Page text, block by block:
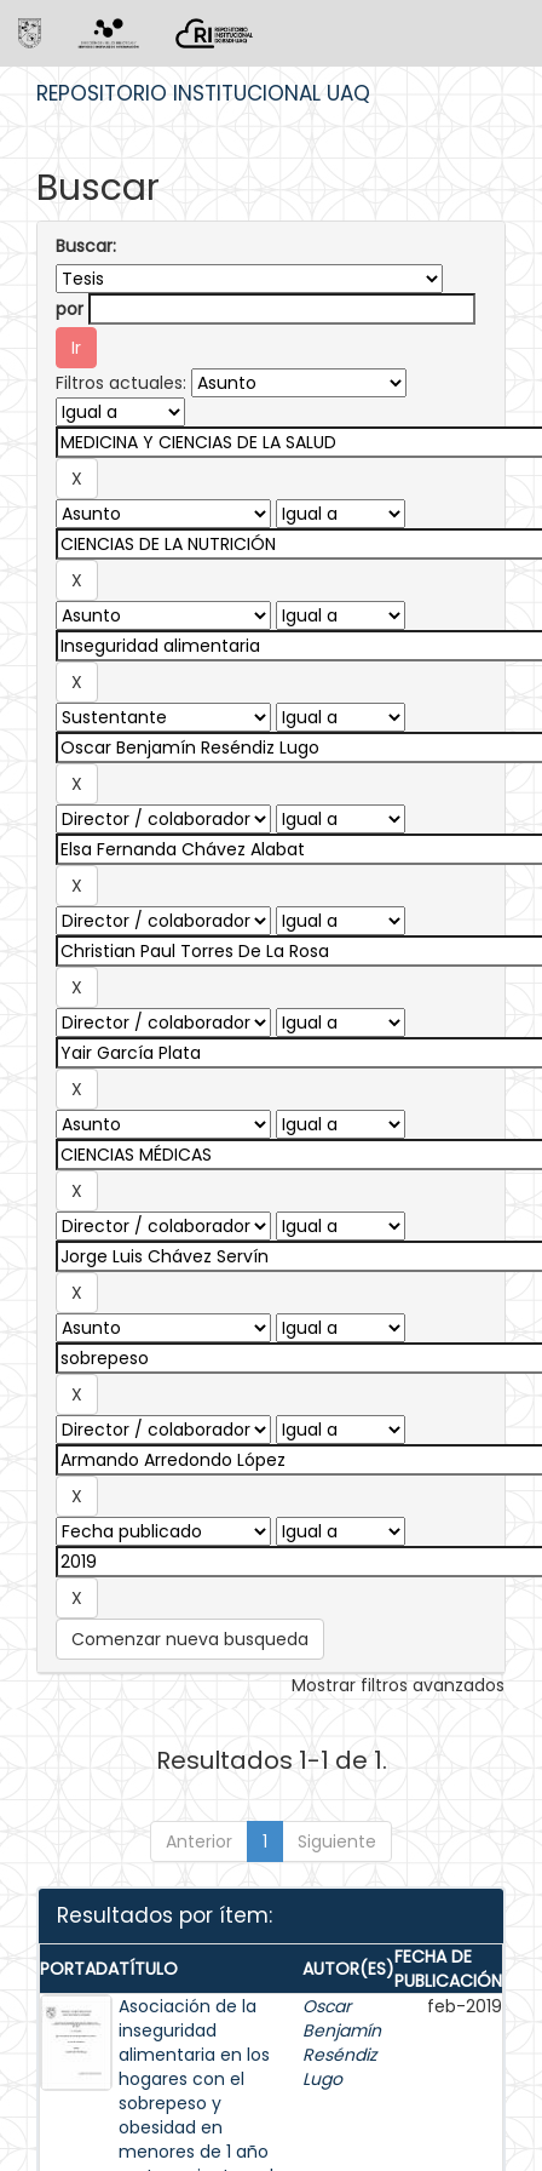
REPOSITORIO INSTITUCIONAL UAQ
Buscar
Buscar:
por
Filtros actuales:
Comenzar nueva busqueda
Mostrar filtros avanzados
Resultados 1-1 de 1.
Anterior 1 Siguiente
Resultados por ítem:
PORTADATÍTULO AUTOR(ES)FECHA DE
PUBLICACIÓN
Asociación de la
inseguridad
alimentaria en los
hogares con el
sobrepeso y
obesidad en
menores de 1 año
Oscar
Benjamín
Reséndiz
Lugo
feb-2019